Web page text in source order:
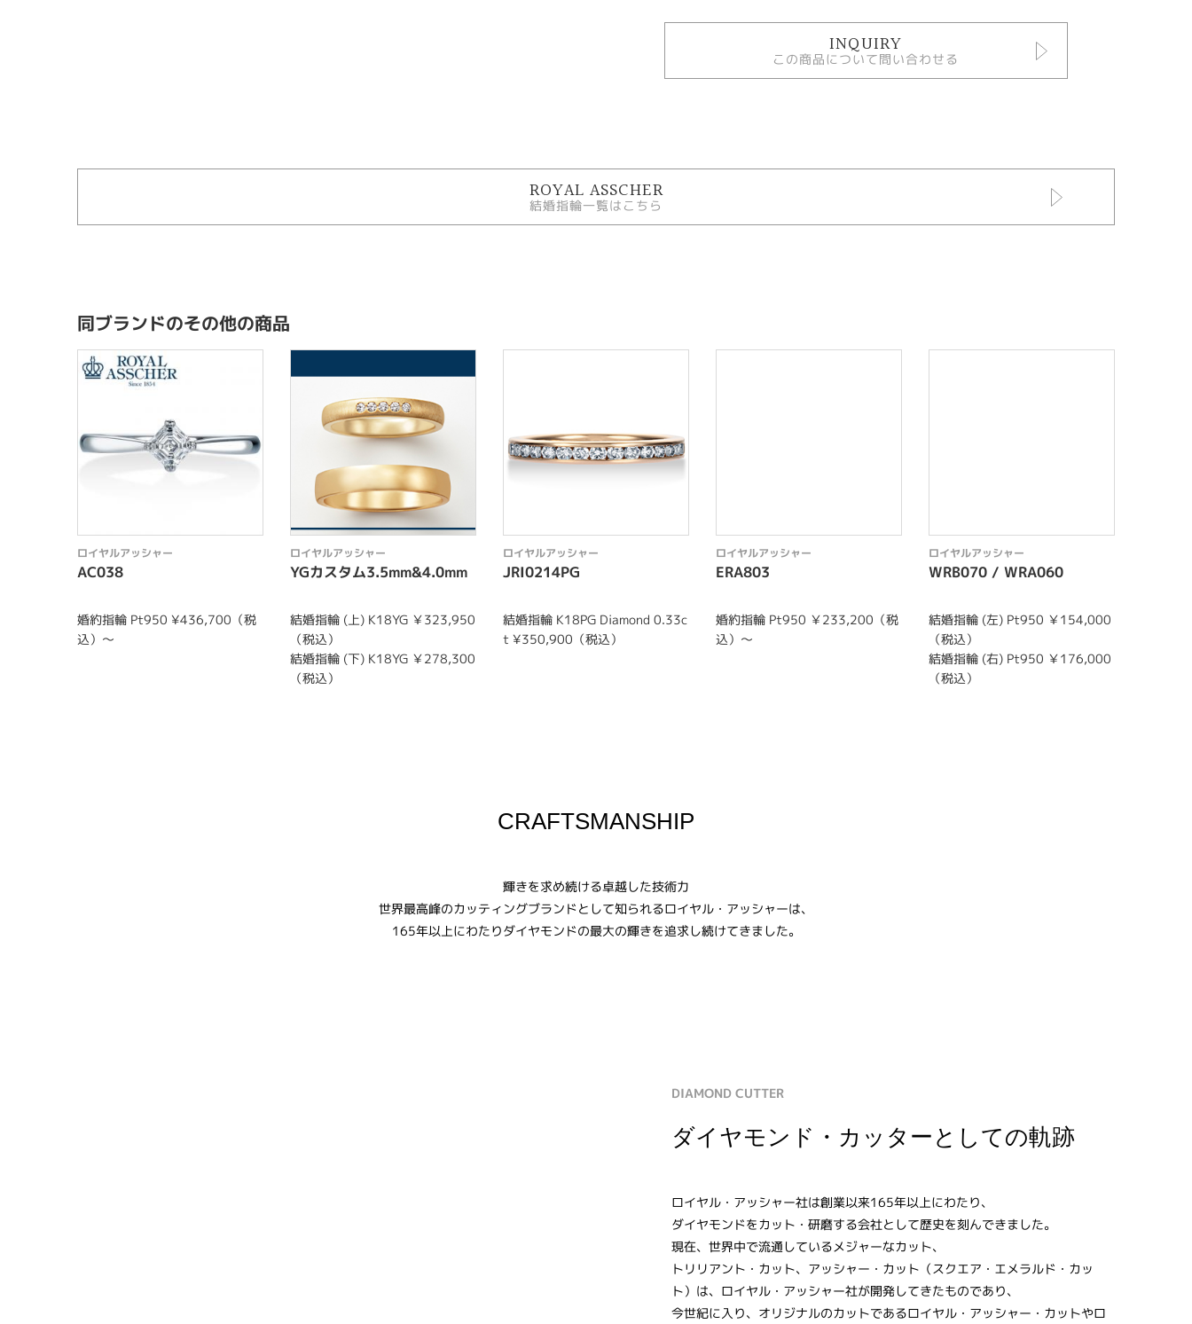
INQUIRY
この商品について問い合わせる
ROYAL ASSCHER
結婚指輪一覧はこちら
同ブランドのその他の商品
ロイヤルアッシャー
AC038
婚約指輪 Pt950 ¥436,700（税
込）～
ロイヤルアッシャー
YGカスタム3.5mm&4.0mm
結婚指輪 (上) K18YG ￥323,950
（税込）
結婚指輪 (下) K18YG ￥278,300
（税込）
ロイヤルアッシャー
JRI0214PG
結婚指輪 K18PG Diamond 0.33c
t ¥350,900（税込）
ロイヤルアッシャー
ERA803
婚約指輪 Pt950 ￥233,200（税
込）～
ロイヤルアッシャー
WRB070 / WRA060
結婚指輪 (左) Pt950 ￥154,000
（税込）
結婚指輪 (右) Pt950 ￥176,000
（税込）
CRAFTSMANSHIP
輝きを求め続ける卓越した技術力
世界最高峰のカッティングブランドとして知られるロイヤル・アッシャーは、
165年以上にわたりダイヤモンドの最大の輝きを追求し続けてきました。
DIAMOND CUTTER
ダイヤモンド・カッターとしての軌跡
ロイヤル・アッシャー社は創業以来165年以上にわたり、
ダイヤモンドをカット・研磨する会社として歴史を刻んできました。
現在、世界中で流通しているメジャーなカット、
トリリアント・カット、アッシャー・カット（スクエア・エメラルド・カッ
ト）は、ロイヤル・アッシャー社が開発してきたものであり、
今世紀に入り、オリジナルのカットであるロイヤル・アッシャー・カットやロ